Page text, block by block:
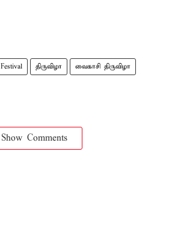
Festival திருவிழா வைகாசி திருவிழா
Show Comments